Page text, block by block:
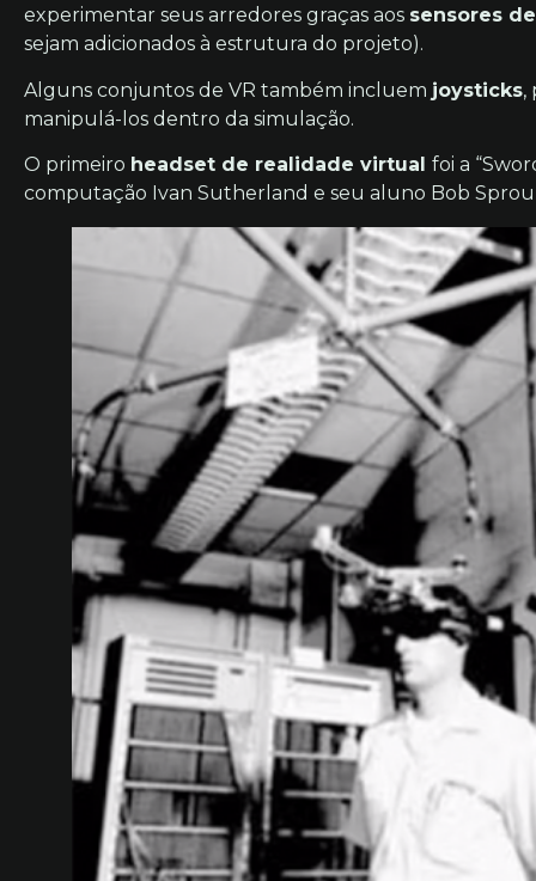
experimentar seus arredores graças aos sensores
sejam adicionados à estrutura do projeto).
Alguns conjuntos de VR também incluem joysticks,
manipulá-los dentro da simulação.
O primeiro headset de realidade virtual foi a
computação Ivan Sutherland e seu aluno Bob